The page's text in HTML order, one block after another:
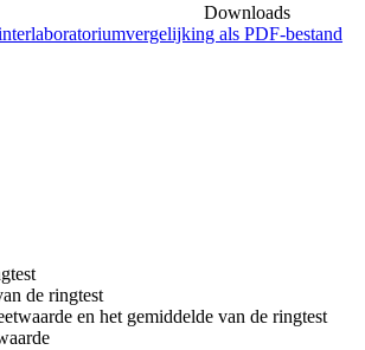
Downloads
als PDF-bestand
de ringtest
en het gemiddelde van de ringtest